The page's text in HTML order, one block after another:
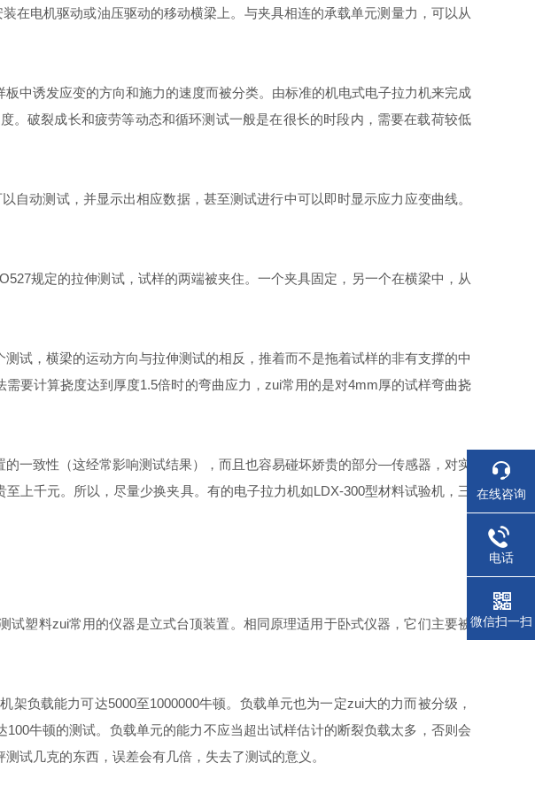
在电机驱动或油压驱动的移动横梁上。与夹具相连的承载单元测量力，可以从
中诱发应变的方向和施力的速度而被分类。由标准的机电式电子拉力机来完成
。破裂成长和疲劳等动态和循环测试一般是在很长的时段内，需要在载荷较低
动测试，并显示出相应数据，甚至测试进行中可以即时显示应力应变曲线。
规定的拉伸测试，试样的两端被夹住。一个夹具固定，另一个在横梁中，从
试，横梁的运动方向与拉伸测试的相反，推着而不是拖着试样的非有支撑的中
要计算挠度达到厚度1.5倍时的弯曲应力，zui常用的是对4mm厚的试样弯曲挠
一致性（这经常影响测试结果），而且也容易碰坏娇贵的部分—传感器，对实
上千元。所以，尽量少换夹具。有的电子拉力机如LDX-300型材料试验机，三
塑料zui常用的仪器是立式台顶装置。相同原理适用于卧式仪器，它们主要被
负载能力可达5000至1000000牛顿。负载单元也为一定zui大的力而被分级，
牛顿的测试。负载单元的能力不应当超出试样估计的断裂负载太多，否则会
试几克的东西，误差会有几倍，失去了测试的意义。
在线咨询
电话
微信扫一扫